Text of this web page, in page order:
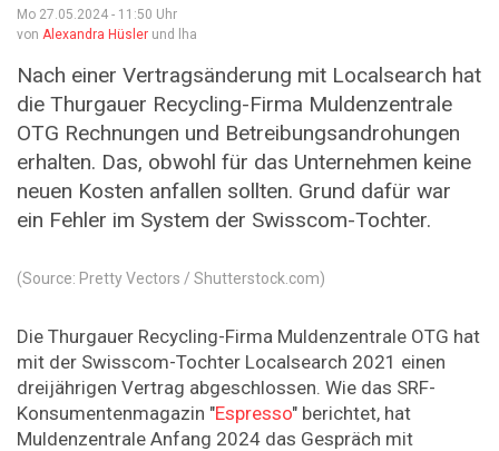
Mo 27.05.2024 - 11:50 Uhr
von Alexandra Hüsler und lha
Nach einer Vertragsänderung mit Localsearch hat
die Thurgauer Recycling-Firma Muldenzentrale
OTG Rechnungen und Betreibungsandrohungen
erhalten. Das, obwohl für das Unternehmen keine
neuen Kosten anfallen sollten. Grund dafür war
ein Fehler im System der Swisscom-Tochter.
(Source: Pretty Vectors / Shutterstock.com)
Die Thurgauer Recycling-Firma Muldenzentrale OTG hat
mit der Swisscom-Tochter Localsearch 2021 einen
dreijährigen Vertrag abgeschlossen. Wie das SRF-
Konsumentenmagazin "Espresso" berichtet, hat
Muldenzentrale Anfang 2024 das Gespräch mit